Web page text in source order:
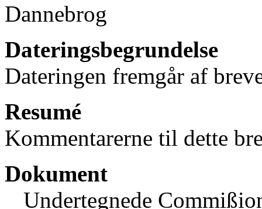
Dannebrog
Dateringsbegrundelse
Dateringen fremgår af
Resumé
Kommentarerne til dette
Dokument
Undertegnede